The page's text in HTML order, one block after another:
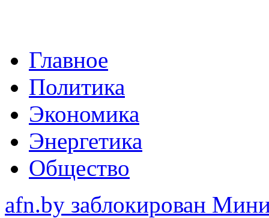
Главное
Политика
Экономика
Энергетика
Общество
afn.by заблокирован